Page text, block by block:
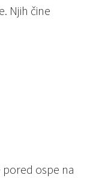
Njih čine
ospe na